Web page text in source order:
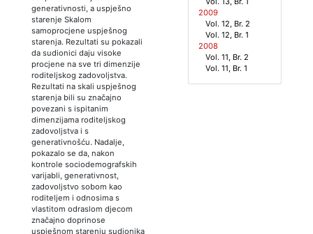
generativnosti, a uspješno
starenje Skalom
samoprocjene uspješnog
starenja. Rezultati su pokazali
da sudionici daju visoke
procjene na sve tri dimenzije
roditeljskog zadovoljstva.
Rezultati na skali uspješnog
starenja bili su značajno
povezani s ispitanim
dimenzijama roditeljskog
zadovoljstva i s
generativnošću. Nadalje,
pokazalo se da, nakon
kontrole sociodemografskih
varijabli, generativnost,
zadovoljstvo sobom kao
roditeljem i odnosima s
vlastitom odraslom djecom
značajno doprinose
uspješnom starenju sudionika
2009
Vol. 12, Br. 2
Vol. 12, Br. 1
2008
Vol. 11, Br. 2
Vol. 11, Br. 1